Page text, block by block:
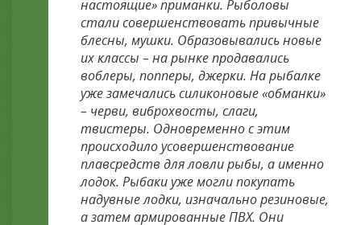
настоящие» приманки. Рыболовы
стали совершенствовать привычные
блесны, мушки. Образовывались новые
их классы – на рынке продавались
воблеры, попперы, джерки. На рыбалке
уже замечались силиконовые «обманки»
– черви, виброхвосты, слаги,
твистеры. Одновременно с этим
происходило усовершенствование
плавсредств для ловли рыбы, а именно
лодок. Рыбаки уже могли покупать
надувные лодки, изначально резиновые,
а затем армированные ПВХ. Они